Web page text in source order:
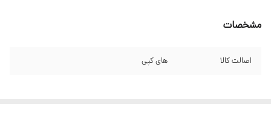
مشخصات
اصالت کالا های کپی